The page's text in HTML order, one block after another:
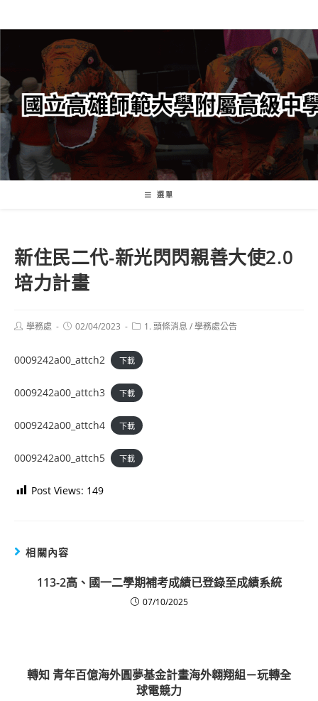
轉
要
內
容
選單
新住民二代-新光閃閃親善大使2.0
培力計畫
Post學務處
Post02/04/2023
Post1. 頭條消息 /學務處公告
0009242a00_attch2 下載
0009242a00_attch3 下載
0009242a00_attch4 下載
0009242a00_attch5 下載
Post Views: 149
相關內容
113-2高、國一二學期補考成績已登錄至成績系統
07/10/2025
轉知 青年百億海外圓夢基金計畫海外翱翔組－玩轉全
球電競力